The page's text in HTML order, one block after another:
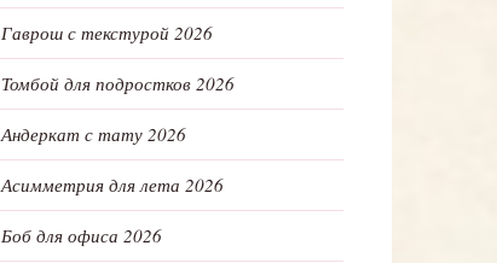
Гаврош с текстурой 2026
Томбой для подростков 2026
Андеркат с тату 2026
Асимметрия для лета 2026
Боб для офиса 2026